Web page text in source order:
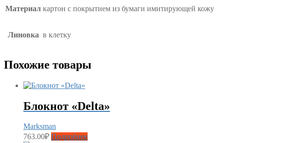
Материал картон с покрытием из бумаги имитирующей кожу
Линовка в клетку
Похожие товары
Блокнот «Delta»
Marksman
763.00₽ Подробнее